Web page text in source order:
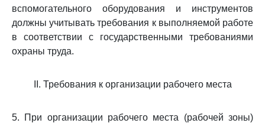
вспомогательного оборудования и инструментов
должны учитывать требования к выполняемой работе
в соответствии с государственными требованиями
охраны труда.
II. Требования к организации рабочего места
5. При организации рабочего места (рабочей зоны)